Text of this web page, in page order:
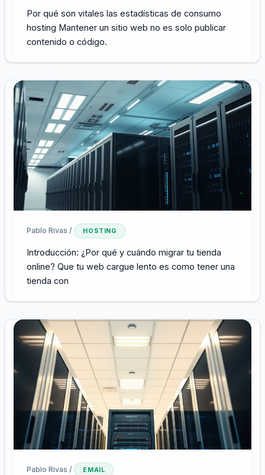
Por qué son vitales las estadísticas de consumo
hosting Mantener un sitio web no es solo publicar
contenido o código.
Pablo Rivas/ HOSTING
Introducción: ¿Por qué y cuándo migrar tu tienda
online? Que tu web cargue lento es como tener una
tienda con
Pablo Rivas/ EMAIL